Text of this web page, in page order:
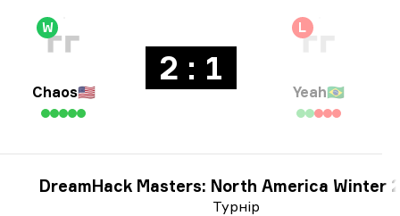
W
Chaos🇺🇸
2 : 1
L
Yeah🇧🇷
Турнір
DreamHack Masters: North America Winter